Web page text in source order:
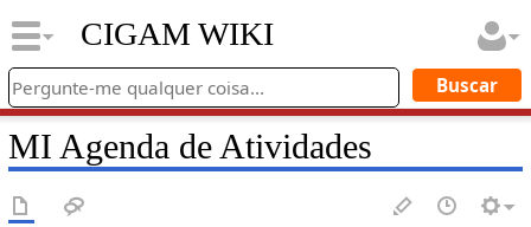
CIGAM WIKI
MI Agenda de Atividades